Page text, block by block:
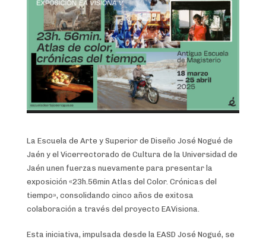
La Escuela de Arte y Superior de Diseño José Nogué de
Jaén y el Vicerrectorado de Cultura de la Universidad de
Jaén unen fuerzas nuevamente para presentar la
exposición «23h.56min Atlas del Color. Crónicas del
tiempo», consolidando cinco años de exitosa
colaboración a través del proyecto EAVisiona.
Esta iniciativa, impulsada desde la EASD José Nogué, se